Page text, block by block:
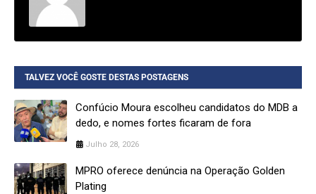
TALVEZ VOCÊ GOSTE DESTAS POSTAGENS
Confúcio Moura escolheu candidatos do MDB a
dedo, e nomes fortes ficaram de fora
Julho 28, 2026
MPRO oferece denúncia na Operação Golden
Plating